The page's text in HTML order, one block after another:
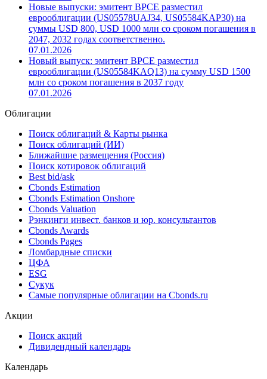
Новые выпуски: эмитент BPCE разместил
еврооблигации (US05578UAJ34, US05584KAP30) на
суммы USD 800, USD 1000 млн со сроком погашения в
2047, 2032 годах соответственно.
07.01.2026
Новый выпуск: эмитент BPCE разместил
еврооблигации (US05584KAQ13) на сумму USD 1500
млн со сроком погашения в 2037 году
07.01.2026
Облигации
Поиск облигаций & Карты рынка
Поиск облигаций (ИИ)
Ближайшие размещения (Россия)
Поиск котировок облигаций
Best bid/ask
Cbonds Estimation
Cbonds Estimation Onshore
Cbonds Valuation
Рэнкинги инвест. банков и юр. консультантов
Cbonds Awards
Cbonds Pages
Ломбардные списки
ЦФА
ESG
Сукук
Самые популярные облигации на Cbonds.ru
Акции
Поиск акций
Дивидендный календарь
Календарь